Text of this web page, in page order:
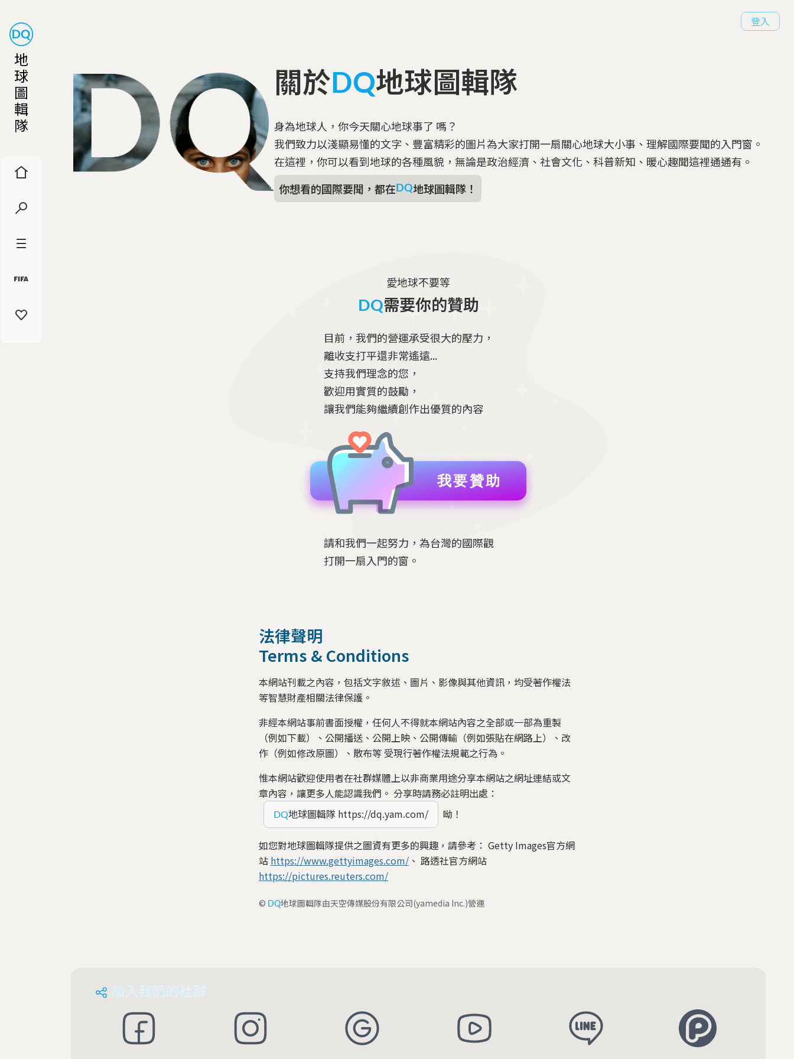
地
球
圖
輯
隊
登入
關於 DQ地球圖輯隊
身為地球人，你今天關心地球事了 嗎？
我們致力以淺顯易懂的文字、豐富精彩的圖片為大家打開一扇關心地球大小事、理解國際要聞的入門窗。
在這裡，你可以看到地球的各種風貌，無論是政治經濟、社會文化、科普新知、暖心趣聞這裡通通有。
你想看的國際要聞，都在 DQ地球圖輯隊！
愛地球不要等
DQ需要你的贊助
目前，我們的營運承受很大的壓力，
離收支打平還非常遙遠...
支持我們理念的您，
歡迎用實質的鼓勵，
讓我們能夠繼續創作出優質的內容
請和我們一起努力，為台灣的國際觀
打開一扇入門的窗。
法律聲明
Terms & Conditions
本網站刊載之內容，包括文字敘述、圖片、影像與其他資訊，均受著作權法
等智慧財產相關法律保護。
非經本網站事前書面授權，任何人不得就本網站內容之全部或一部為重製
（例如下載）、公開播送、公開上映、公開傳輸（例如張貼在網路上）、改
作（例如修改原圖）、散布等 受現行著作權法規範之行為。
惟本網站歡迎使用者在社群媒體上以非商業用途分享本網站之網址連結或文
章內容，讓更多人能認識我們。 分享時請務必註明出處：
DQ地球圖輯隊 https://dq.yam.com/ 呦！
如您對地球圖輯隊提供之圖資有更多的興趣，請參考： Getty Images官方網
站 https://www.gettyimages.com/ 、 路透社官方網站
https://pictures.reuters.com/
© DQ地球圖輯隊由天空傳媒股份有限公司(yamedia Inc.)營運
加入我們的社群